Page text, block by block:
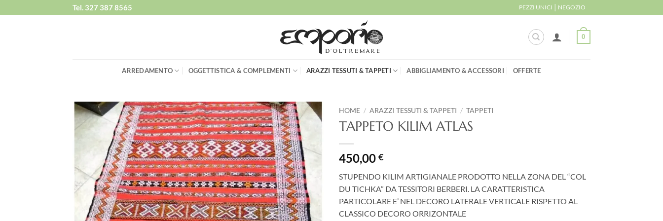
ai
Tel. 327 387 8565 PEZZI UNICI | NEGOZIO
0
ARREDAMENTO OGGETTISTICA & COMPLEMENTI ARAZZI TESSUTI & TAPPETI ABBIGLIAMENTO & ACCESSORI OFFERTE
Aggiungi
alla lista
dei
desideri
HOME / ARAZZI TESSUTI & TAPPETI / TAPPETI
TAPPETO KILIM ATLAS
450,00 €
STUPENDO KILIM ARTIGIANALE PRODOTTO NELLA ZONA DEL “COL
DU TICHKA” DA TESSITORI BERBERI. LA CARATTERISTICA
PARTICOLARE E’ NEL DECORO LATERALE VERTICALE RISPETTO AL
CLASSICO DECORO ORRIZONTALE